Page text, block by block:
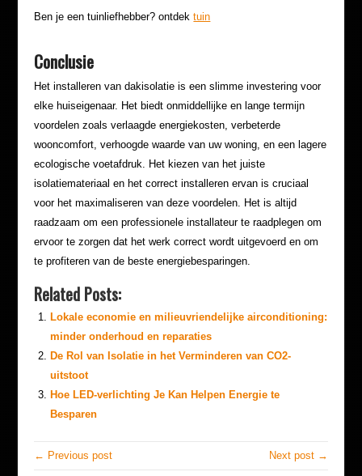
Ben je een tuinliefhebber? ontdektuin
Conclusie
Het installeren van dakisolatie is een slimme investering voor
elke huiseigenaar. Het biedt onmiddellijke en lange termijn
voordelen zoals verlaagde energiekosten, verbeterde
wooncomfort, verhoogde waarde van uw woning, en een lagere
ecologische voetafdruk. Het kiezen van het juiste
isolatiemateriaal en het correct installeren ervan is cruciaal
voor het maximaliseren van deze voordelen. Het is altijd
raadzaam om een professionele installateur te raadplegen om
ervoor te zorgen dat het werk correct wordt uitgevoerd en om
te profiteren van de beste energiebesparingen.
Related Posts:
Lokale economie en milieuvriendelijke airconditioning:
minder onderhoud en reparaties
De Rol van Isolatie in het Verminderen van CO2-
uitstoot
Hoe LED-verlichting Je Kan Helpen Energie te
Besparen
← Previous post Next post →